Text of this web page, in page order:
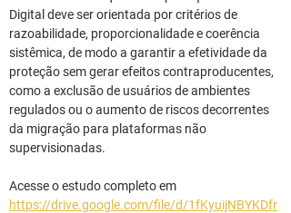
Digital deve ser orientada por critérios de
razoabilidade, proporcionalidade e coerência
sistêmica, de modo a garantir a efetividade da
proteção sem gerar efeitos contraproducentes,
como a exclusão de usuários de ambientes
regulados ou o aumento de riscos decorrentes
da migração para plataformas não
supervisionadas.
Acesse o estudo completo em
https://drive.google.com/file/d/1fKyuijNBYKDfr